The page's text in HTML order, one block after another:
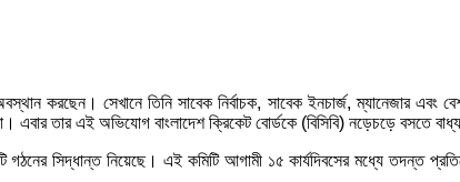
করছেন। সেখানে তিনি সাবেক নির্বাচক, সাবেক ইনচার্জ,
এবার তার এই অভিযোগ বাংলাদেশ ক্রিকেট বোর্ডকে (বিসিবি) নড়েচড়ে বসতে
গঠনের সিদ্ধান্ত নিয়েছে। এই কমিটি আগামী ১৫ কার্যদিবসের মধ্যে তদন্ত